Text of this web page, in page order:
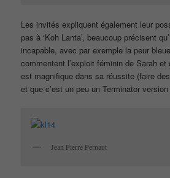
Les invités expliquent également leur
pas à ‘Koh Lanta’, beaucoup précisent
incapable, avec par exemple la peur
commentent l’exploit féminin de Sarah
est magnifique dans sa réussite (faire
et que c’est un peu un Terminator
Jean Pierre Pernaut